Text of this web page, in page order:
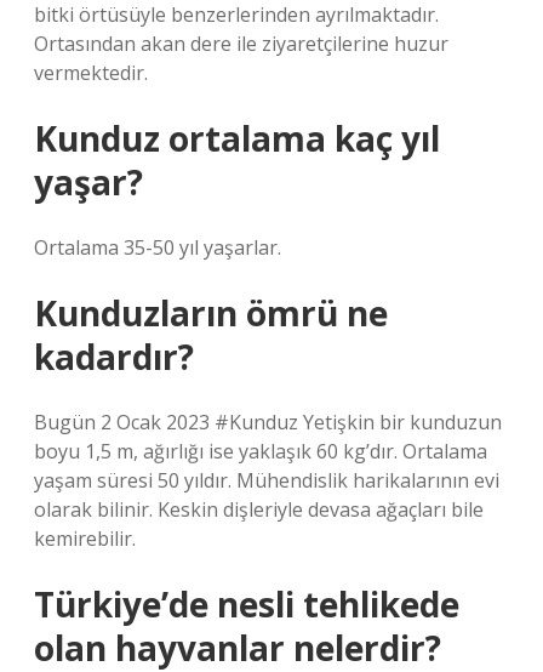
bitki örtüsüyle benzerlerinden ayrılmaktadır.
Ortasından akan dere ile ziyaretçilerine huzur
vermektedir.
Kunduz ortalama kaç yıl
yaşar?
Ortalama 35-50 yıl yaşarlar.
Kunduzların ömrü ne
kadardır?
Bugün 2 Ocak 2023 #Kunduz Yetişkin bir kunduzun
boyu 1,5 m, ağırlığı ise yaklaşık 60 kg’dır. Ortalama
yaşam süresi 50 yıldır. Mühendislik harikalarının evi
olarak bilinir. Keskin dişleriyle devasa ağaçları bile
kemirebilir.
Türkiye’de nesli tehlikede
olan hayvanlar nelerdir?